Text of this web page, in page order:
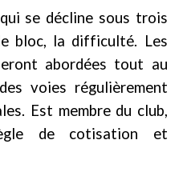
se décline sous trois
bloc, la difficulté. Les
abordées tout au
voies régulièrement
Est membre du club,
de cotisation et